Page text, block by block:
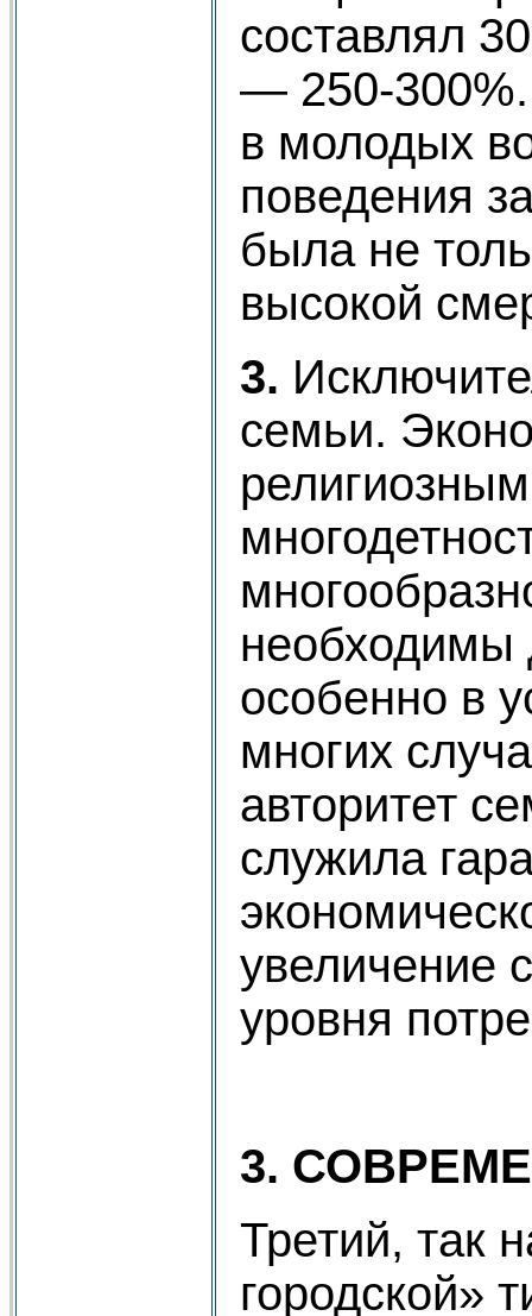
составлял
— 250-300%.
в молодых
поведения
была не
высокой
3.
семьи.
необходимы
особенно в
многих
авторитет
служила
увеличение
уровня
3.
Третий, так
городской»